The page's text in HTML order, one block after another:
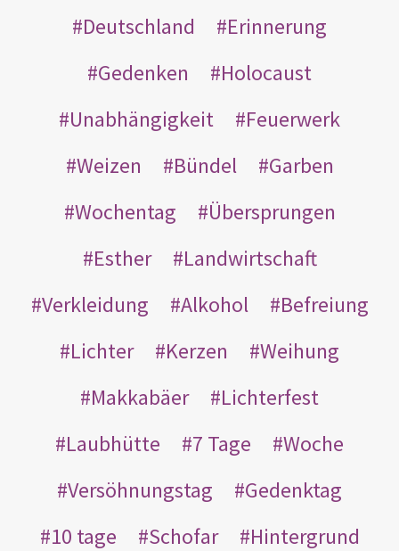
Deutschland
Erinnerung
Gedenken
Holocaust
Unabhängigkeit
Feuerwerk
Weizen
Bündel
Garben
Wochentag
Übersprungen
Esther
Landwirtschaft
Verkleidung
Alkohol
Befreiung
Lichter
Kerzen
Weihung
Makkabäer
Lichterfest
Laubhütte
7 Tage
Woche
Versöhnungstag
Gedenktag
10 tage
Schofar
Hintergrund